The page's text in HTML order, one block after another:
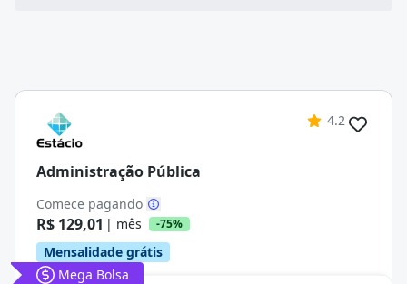
4.2
Administração Pública
Comece pagando
R$ 129,01 | mês -75%
Mensalidade grátis
Mega Bolsa